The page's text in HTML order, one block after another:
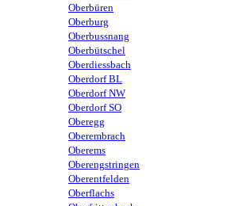
Oberbüren
Oberburg
Oberbussnang
Oberbütschel
Oberdiessbach
Oberdorf BL
Oberdorf NW
Oberdorf SO
Oberegg
Oberembrach
Oberems
Oberengstringen
Oberentfelden
Oberflachs